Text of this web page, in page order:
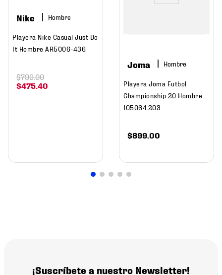
Nike Hombre
Playera Nike Casual Just Do
It Hombre AR5006-436
$475.40
$799.00
Joma Hombre
Playera Joma Futbol
Championship 20 Hombre
105064.203
$899.00
¡Suscríbete a nuestro Newsletter!